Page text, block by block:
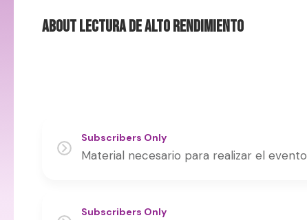
About Lectura de Alto Rendimiento
Subscribers Only
Material necesario para realizar el evento
Subscribers Only